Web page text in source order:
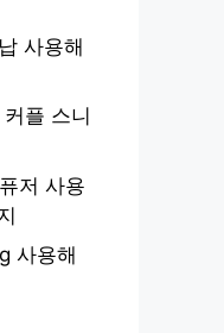
사용해
플 스니
저 사용
사용해